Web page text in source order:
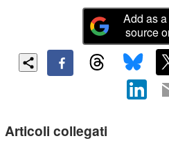
Add as
source
Articoli collegati